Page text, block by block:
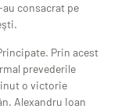
consacrat pe
Prin acest
prevederile
o victorie
Alexandru Ioan